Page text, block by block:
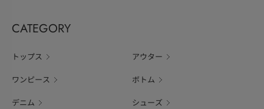
CATEGORY
トップス アウター
ワンピース ボトム
デニム シューズ